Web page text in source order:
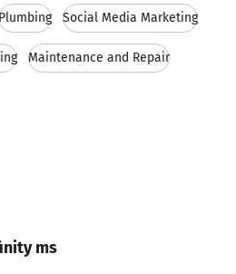
Social Media Marketing
Maintenance and Repair
ms